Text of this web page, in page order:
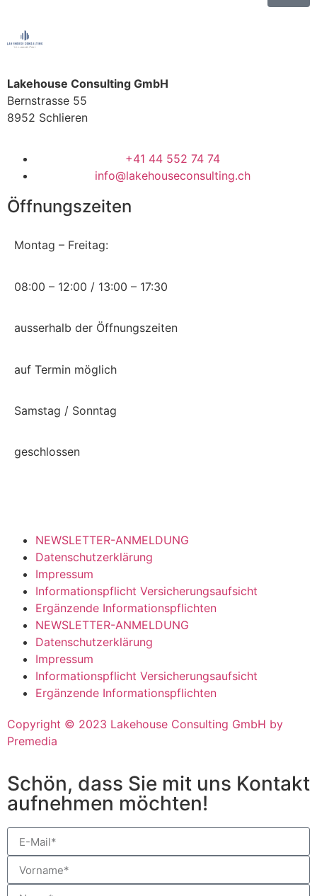
Lakehouse Consulting GmbH
Bernstrasse 55
8952 Schlieren
+41 44 552 74 74
info@lakehouseconsulting.ch
Öffnungszeiten
Montag – Freitag:
08:00 – 12:00 / 13:00 – 17:30
ausserhalb der Öffnungszeiten
auf Termin möglich
Samstag / Sonntag
geschlossen
NEWSLETTER-ANMELDUNG
Datenschutzerklärung
Impressum
Informationspflicht Versicherungsaufsicht
Ergänzende Informationspflichten
NEWSLETTER-ANMELDUNG
Datenschutzerklärung
Impressum
Informationspflicht Versicherungsaufsicht
Ergänzende Informationspflichten
Copyright © 2023 Lakehouse Consulting GmbH by
Premedia
Schön, dass Sie mit uns Kontakt
aufnehmen möchten!